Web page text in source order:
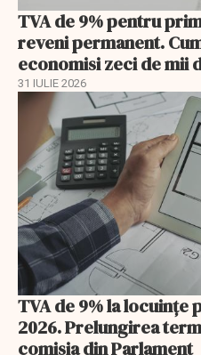
TVA de 9% pentru
reveni permanent.
economisi zeci de mii
31 IULIE 2026
TVA de 9% la locuințe
2026. Prelungirea
comisia din Parlament